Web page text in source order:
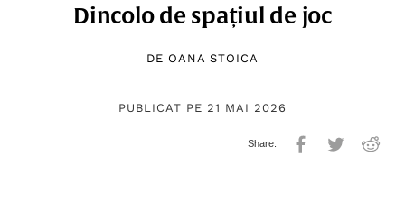
Dincolo de spațiul de joc
DE OANA STOICA
PUBLICAT PE 21 MAI 2026